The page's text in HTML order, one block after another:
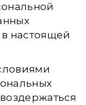
настоящей